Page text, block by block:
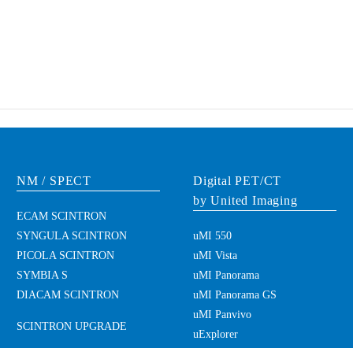
NM / SPECT
ECAM SCINTRON
SYNGULA SCINTRON
PICOLA SCINTRON
SYMBIA S
DIACAM SCINTRON
SCINTRON UPGRADE
Digital PET/CT
by United Imaging
uMI 550
uMI Vista
uMI Panorama
uMI Panorama GS
uMI Panvivo
uExplorer